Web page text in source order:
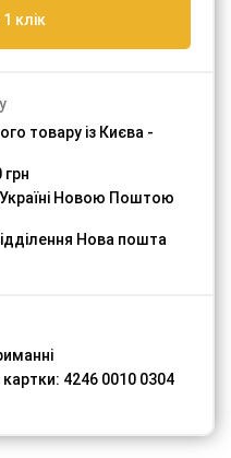
клік
товару із Києва -
Новою Поштою
Нова пошта
4246 0010 0304